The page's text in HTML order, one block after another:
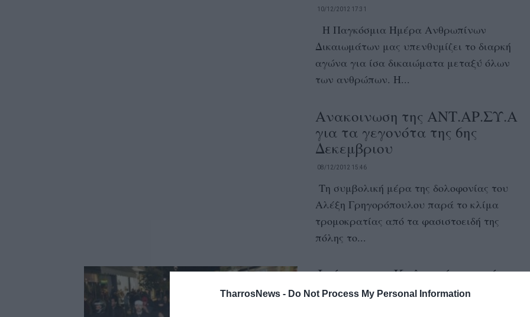
TharrosNews - Do Not Process My Personal Information
10/12/2012 17:31
Η Παγκόσμια Ημέρα Ανθρωπίνων
Δικαιωμάτων μας υπενθυμίζει το διαρκή
αγώνα για ίσα δικαιώματα μεταξύ όλων
των ανθρώπων. Η...
Ανακοινωση της ΑΝΤ.ΑΡ.ΣΥ.Α
για τα γεγονότα της 6ης
Δεκεμβριου
08/12/2012 15:46
Τη συμβολική μέρα της δολοφονίας του
Αλέξη Γρηγορόπουλου παρά το κλίμα
τρομοκρατίας από τα φασιστοειδή της
πόλης το...
Φρίκη στην Καλαμάτα από το
«ΕΣΑ, SS, Ανθρωπιστές»